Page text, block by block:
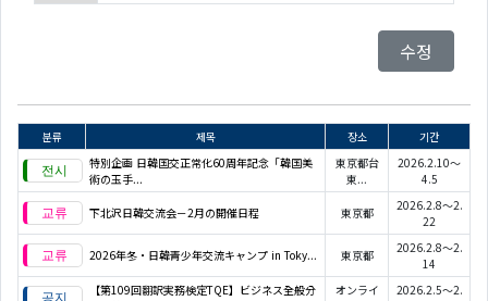
수정
분류 제목 장소
기간
特別企画 日韓国交正常化60周年記念「韓国美
術の玉手...
東京都台
東...
2026.2.10～
4.5
下北沢日韓交流会－2月の開催日程 東京都
2026.2.8～2.
22
2026年冬・日韓青少年交流キャンプ in Toky... 東京都
2026.2.8～2.
14
【第109回翻訳実務検定TQE】ビジネス全般分
オンライ
2026.2.5～2.